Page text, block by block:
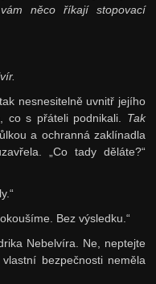
něco říkají stopovací
nesnesitelně uvnitř jejího
co s přáteli podnikali. Tak
a ochranná zaklínadla
„Co tady děláte?“
Bez výsledku.“
Nebelvíra. Ne, neptejte
bezpečnosti neměla